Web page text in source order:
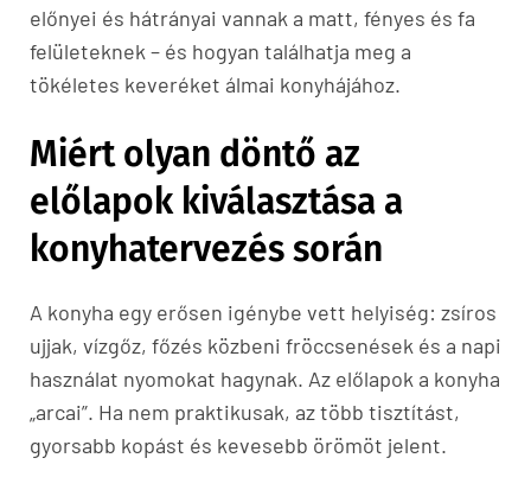
előnyei és hátrányai vannak a matt, fényes és fa
felületeknek – és hogyan találhatja meg a
tökéletes keveréket álmai konyhájához.
Miért olyan döntő az
előlapok kiválasztása a
konyhatervezés során
A konyha egy erősen igénybe vett helyiség: zsíros
ujjak, vízgőz, főzés közbeni fröccsenések és a napi
használat nyomokat hagynak. Az előlapok a konyha
„arcai”. Ha nem praktikusak, az több tisztítást,
gyorsabb kopást és kevesebb örömöt jelent.